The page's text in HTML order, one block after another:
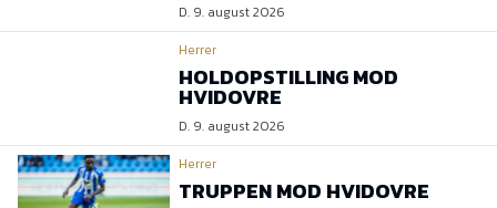
D. 9. august 2026
Herrer
HOLDOPSTILLING MOD
HVIDOVRE
D. 9. august 2026
Herrer
TRUPPEN MOD HVIDOVRE